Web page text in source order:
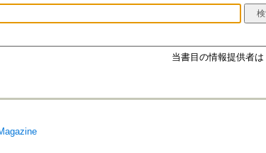
当書目の情報提供者は